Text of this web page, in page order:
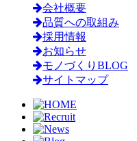
会社概要
品質への取組み
採用情報
お知らせ
モノづくりBLOG
サイトマップ